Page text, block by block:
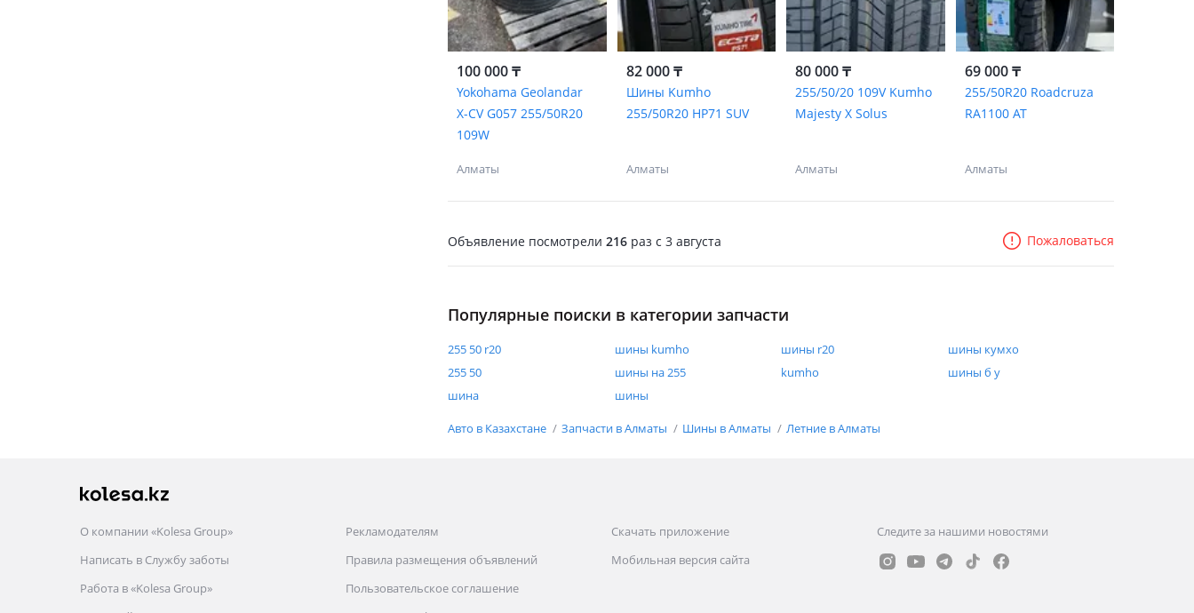
100 000 ₸
Yokohama Geolandar
X-CV G057 255/50R20
109W
Алматы
82 000 ₸
Шины Kumho
255/50R20 HP71 SUV
Алматы
80 000 ₸
255/50/20 109V Kumho
Majesty X Solus
Алматы
69 000 ₸
255/50R20 Roadcruza
RA1100 AT
Алматы
Объявление посмотрели 216 раз c 3 августа Пожаловаться
Популярные поиски в категории запчасти
255 50 r20 шины kumho шины r20
шины кумхо
255 50
шины на 255 kumho
шины б у
шина
шины
Авто в Казахстане Запчасти в Алматы Шины в Алматы Летние в Алматы
О компании «Kolesa Group»
Написать в Службу заботы
Работа в «Kolesa Group»
Рекламодателям
Правила размещения объявлений
Пользовательское соглашение
Скачать приложение
Мобильная версия сайта
Следите за нашими новостями